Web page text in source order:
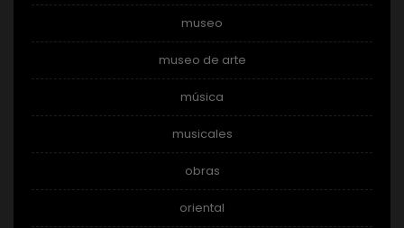
museo
museo de arte
música
musicales
obras
oriental